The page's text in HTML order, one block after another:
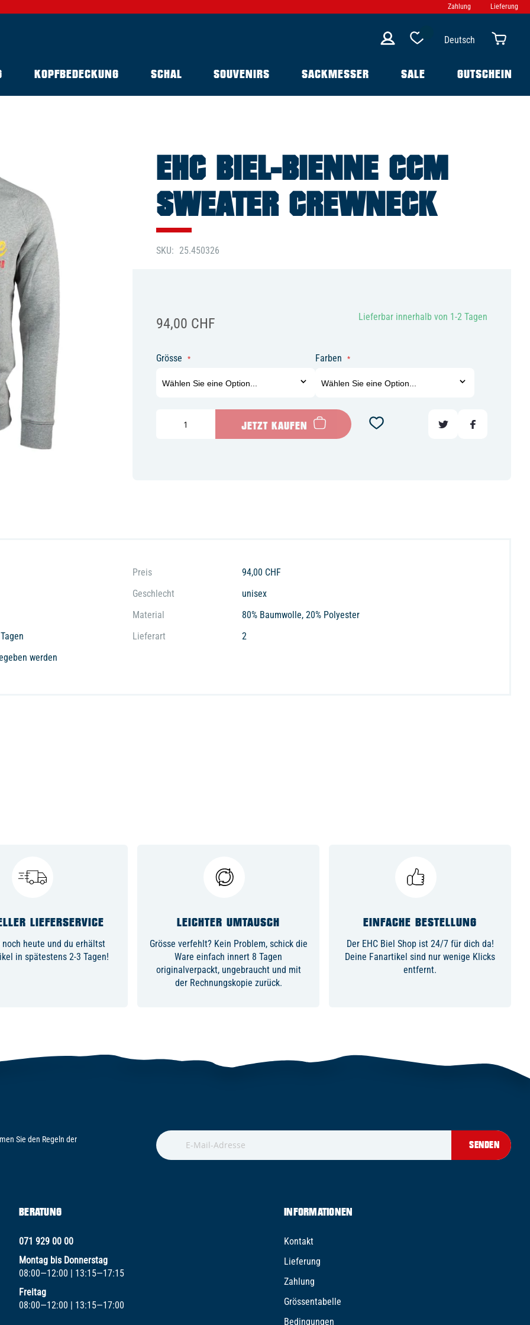
Zahlung Lieferung
Deutsch
KOPFBEDECKUNG SCHAL SOUVENIRS SACKMESSER SALE GUTSCHEIN
EHC BIEL-BIENNE CCM
SWEATER CREWNECK
SKU 25.450326
94,00 CHF Lieferbar innerhalb von 1-2 Tagen
Grösse Farben
JETZT KAUFEN
Preis
94,00 CHF
Geschlecht
unisex
Material
80% Baumwolle, 20% Polyester
Lieferart
2
werden
LIEFERSERVICE
heute und du erhältst
in spätestens 2-3 Tagen!
LEICHTER UMTAUSCH
Grösse verfehlt? Kein Problem, schick die
Ware einfach innert 8 Tagen
originalverpackt, ungebraucht und mit
der Rechnungskopie zurück.
EINFACHE BESTELLUNG
Der EHC Biel Shop ist 24/7 für dich da!
Deine Fanartikel sind nur wenige Klicks
entfernt.
Sie den Regeln der
SENDEN
BERATUNG
071 929 00 00
Montag bis Donnerstag
08:00—12:00 | 13:15—17:15
Freitag
08:00—12:00 | 13:15—17:00
INFORMATIONEN
Kontakt
Lieferung
Zahlung
Grössentabelle
Bedingungen